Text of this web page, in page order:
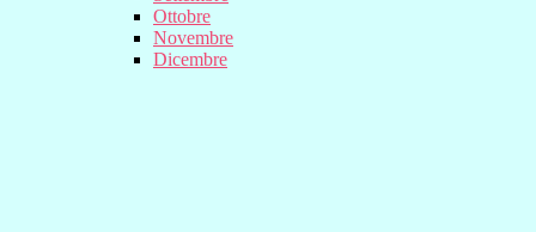
Ottobre
Novembre
Dicembre